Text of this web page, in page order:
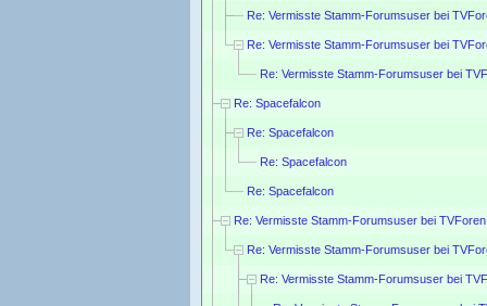
Re: Vermisste Stamm-Forumsuser bei
Re: Vermisste Stamm-Forumsuser bei
Re: Vermisste Stamm-Forumsuser bei
Re: Spacefalcon
Re: Spacefalcon
Re: Spacefalcon
Re: Spacefalcon
Re: Vermisste Stamm-Forumsuser bei
Re: Vermisste Stamm-Forumsuser bei
Re: Vermisste Stamm-Forumsuser bei